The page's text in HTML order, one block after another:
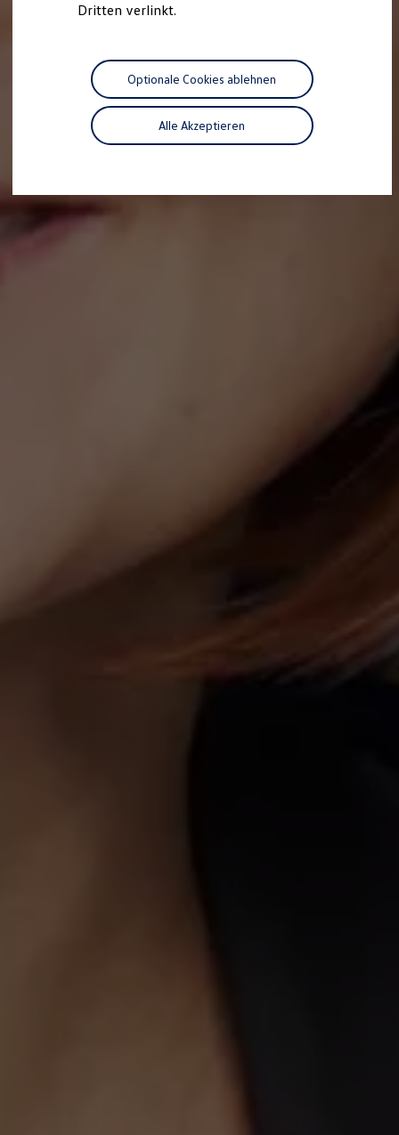
Dritten verlinkt.
Alle Akzeptieren
Optionale Cookies ablehnen